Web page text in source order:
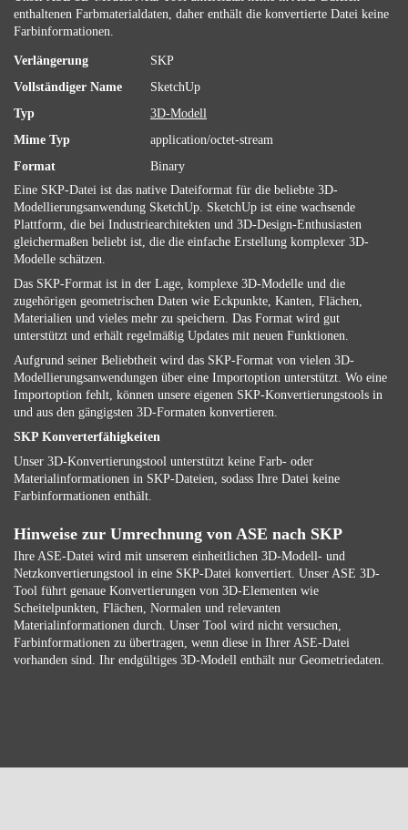
enthaltenen Farbmaterialdaten, daher enthält die konvertierte Datei keine
Farbinformationen.
Verlängerung
SKP
Vollständiger Name
SketchUp
Typ
3D-Modell
Mime Typ
application/octet-stream
Format
Binary
Eine SKP-Datei ist das native Dateiformat für die beliebte 3D-
Modellierungsanwendung SketchUp. SketchUp ist eine wachsende
Plattform, die bei Industriearchitekten und 3D-Design-Enthusiasten
gleichermaßen beliebt ist, die die einfache Erstellung komplexer 3D-
Modelle schätzen.
Das SKP-Format ist in der Lage, komplexe 3D-Modelle und die
zugehörigen geometrischen Daten wie Eckpunkte, Kanten, Flächen,
Materialien und vieles mehr zu speichern. Das Format wird gut
unterstützt und erhält regelmäßig Updates mit neuen Funktionen.
Aufgrund seiner Beliebtheit wird das SKP-Format von vielen 3D-
Modellierungsanwendungen über eine Importoption unterstützt. Wo eine
Importoption fehlt, können unsere eigenen SKP-Konvertierungstools in
und aus den gängigsten 3D-Formaten konvertieren.
SKP Konverterfähigkeiten
Unser 3D-Konvertierungstool unterstützt keine Farb- oder
Materialinformationen in SKP-Dateien, sodass Ihre Datei keine
Farbinformationen enthält.
Hinweise zur Umrechnung von ASE nach SKP
Ihre ASE-Datei wird mit unserem einheitlichen 3D-Modell- und
Netzkonvertierungstool in eine SKP-Datei konvertiert. Unser ASE 3D-
Tool führt genaue Konvertierungen von 3D-Elementen wie
Scheitelpunkten, Flächen, Normalen und relevanten
Materialinformationen durch. Unser Tool wird nicht versuchen,
Farbinformationen zu übertragen, wenn diese in Ihrer ASE-Datei
vorhanden sind. Ihr endgültiges 3D-Modell enthält nur Geometriedaten.